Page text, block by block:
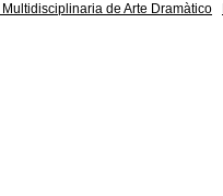
de Arte Dramàtico